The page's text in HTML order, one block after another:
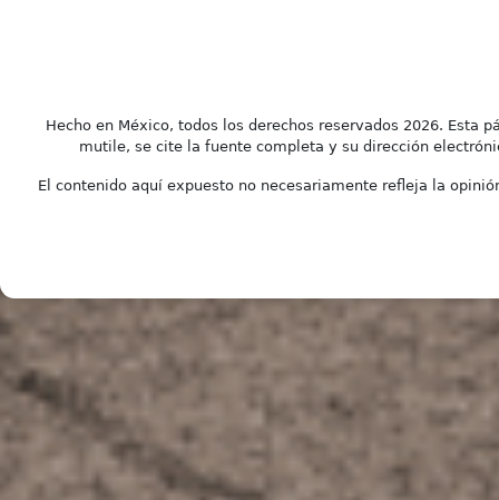
Hecho en México, todos los derechos reservados 2026. Esta
mutile, se cite la fuente completa y su dirección
El contenido aquí expuesto no necesariamente refleja la